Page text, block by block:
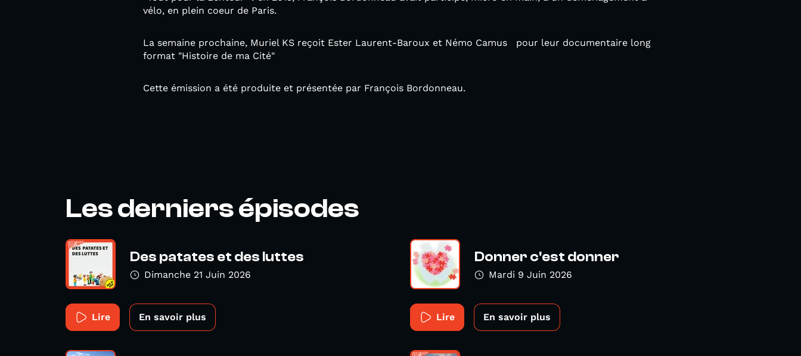
vélo, en plein coeur de Paris.
La semaine prochaine, Muriel KS reçoit Ester Laurent-Baroux et Némo Camus pour leur documentaire long
format "Histoire de ma Cité"
Cette émission a été produite et présentée par François Bordonneau.
Les derniers épisodes
Des patates et des luttes
Dimanche 21 Juin 2026
Lire En savoir plus
Donner c'est donner
Mardi 9 Juin 2026
Lire En savoir plus